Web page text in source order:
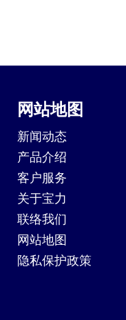
网站地图
新闻动态
产品介绍
客户服务
关于宝力
联络我们
网站地图
隐私保护政策